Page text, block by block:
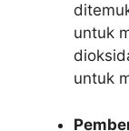
untuk
untuk